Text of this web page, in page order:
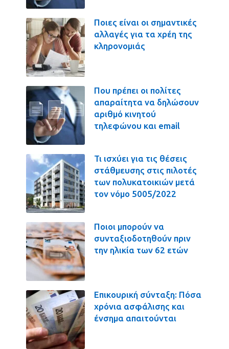
Ποιες είναι οι σημαντικές
αλλαγές για τα χρέη της
κληρονομιάς
Που πρέπει οι πολίτες
απαραίτητα να δηλώσουν
αριθμό κινητού
τηλεφώνου και email
Τι ισχύει για τις θέσεις
στάθμευσης στις πιλοτές
των πολυκατοικιών μετά
τον νόμο 5005/2022
Ποιοι μπορούν να
συνταξιοδοτηθούν πριν
την ηλικία των 62 ετών
Επικουρική σύνταξη: Πόσα
χρόνια ασφάλισης και
ένσημα απαιτούνται